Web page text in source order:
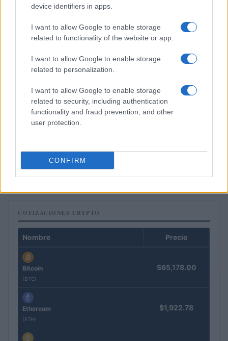
device identifiers in apps.
I want to allow Google to enable storage
related to functionality of the website or app.
I want to allow Google to enable storage
related to personalization.
I want to allow Google to enable storage
related to security, including authentication
functionality and fraud prevention, and other
user protection.
CONFIRM
Situación financiera de la UDC: ¿Qué está pasando en 2026?
Marta Ruiz · 1 Ago 2026
COTIZACIONES CRYPTO
Nombre Precio
Bitcoin
(BTC)
$65,178.00
Ethereum
(ETH)
$1,922.78